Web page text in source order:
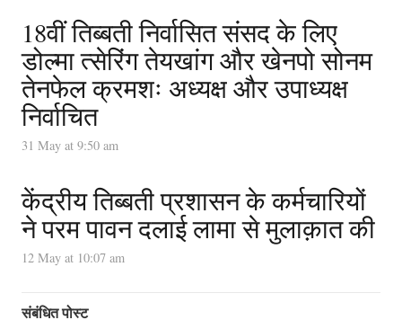
18वीं तिब्बती निर्वासित संसद के लिए
डोल्मा त्सेरिंग तेयखांग और खेनपो सोनम
तेनफेल क्रमशः अध्यक्ष और उपाध्यक्ष
निर्वाचित
31 May at 9:50 am
केंद्रीय तिब्बती प्रशासन के कर्मचारियों
ने परम पावन दलाई लामा से मुलाक़ात की
12 May at 10:07 am
संबंधित पोस्ट